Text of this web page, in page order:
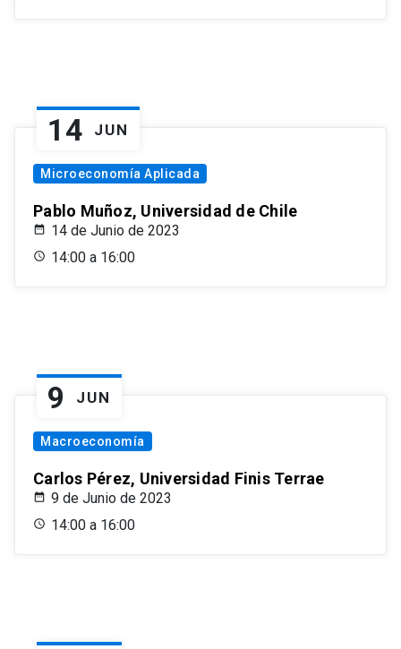
14 JUN
Microeconomía Aplicada
Pablo Muñoz, Universidad de Chile
14 de Junio de 2023
14:00 a 16:00
9 JUN
Macroeconomía
Carlos Pérez, Universidad Finis Terrae
9 de Junio de 2023
14:00 a 16:00